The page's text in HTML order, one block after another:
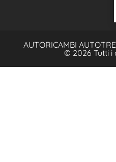
AUTORICAMBI AUTOTRE
© 2026 Tutti i